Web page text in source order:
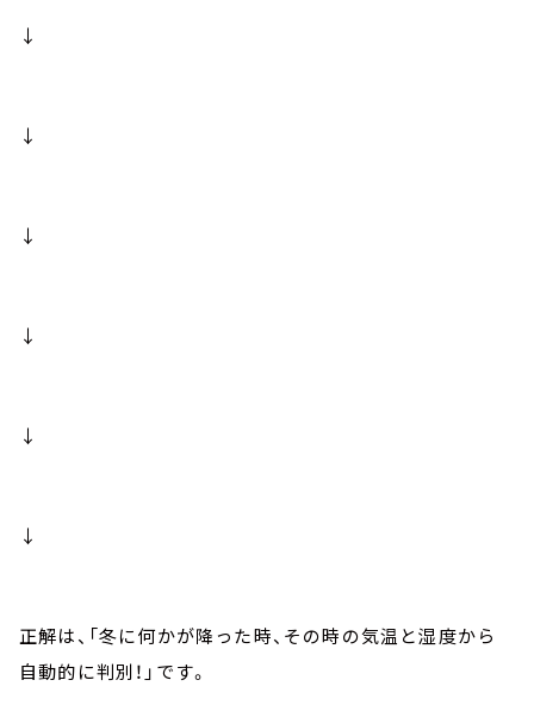
↓
↓
↓
↓
↓
↓
正解は、「冬に何かが降った時、その時の気温と湿度から
自動的に判別！」です。